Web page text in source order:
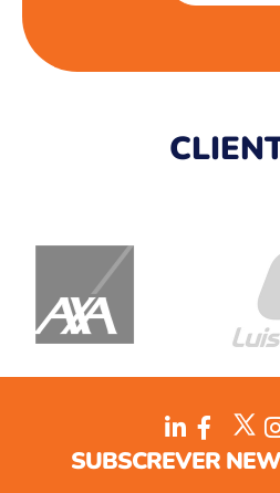
SUBSCREVER